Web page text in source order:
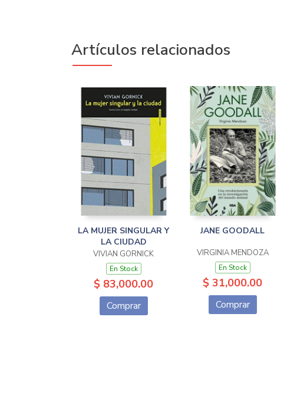
Artículos relacionados
LA MUJER SINGULAR Y
LA CIUDAD
VIVIAN GORNICK
En Stock
$ 83,000.00
Comprar
JANE GOODALL
VIRGINIA MENDOZA
En Stock
$ 31,000.00
Comprar